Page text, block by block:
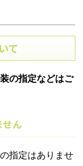
て
の指定などはご
ん
指定はありませ